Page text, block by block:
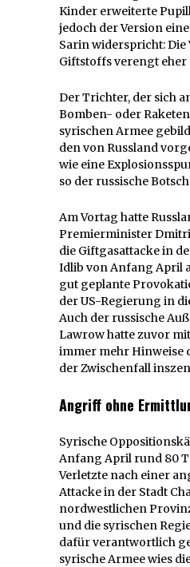
Kinder erweiterte
jedoch der Version
Sarin widerspricht: Die
Giftstoffs verengt eher
Der Trichter, der sich
Bomben- oder
syrischen Armee
den von Russland
wie eine
so der russische
Am Vortag hatte
Premierminister
die Giftgasattacke in
Idlib von Anfang April
gut geplante
der US-Regierung in
Auch der russische
Lawrow hatte zuvor
immer mehr Hinweise
der Zwischenfall
Angriff ohne
Syrische
Anfang April rund 80
Verletzte nach einer
Attacke in der Stadt
nordwestlichen
und die syrischen
dafür verantwortlich
syrische Armee wies